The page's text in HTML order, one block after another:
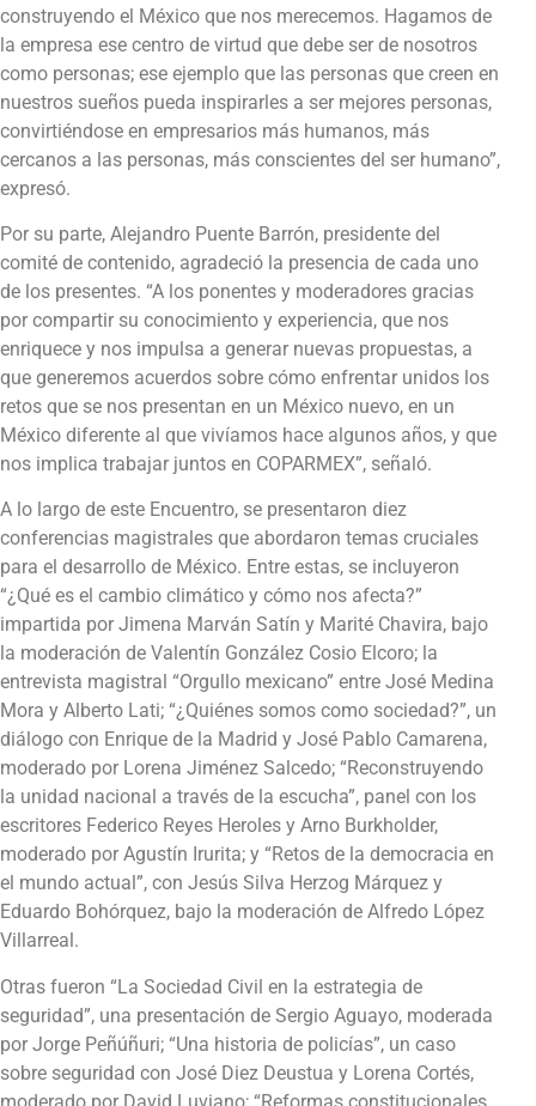
construyendo el México que nos merecemos. Hagamos de
la empresa ese centro de virtud que debe ser de nosotros
como personas; ese ejemplo que las personas que creen en
nuestros sueños pueda inspirarles a ser mejores personas,
convirtiéndose en empresarios más humanos, más
cercanos a las personas, más conscientes del ser humano”,
expresó.
Por su parte, Alejandro Puente Barrón, presidente del
comité de contenido, agradeció la presencia de cada uno
de los presentes. “A los ponentes y moderadores gracias
por compartir su conocimiento y experiencia, que nos
enriquece y nos impulsa a generar nuevas propuestas, a
que generemos acuerdos sobre cómo enfrentar unidos los
retos que se nos presentan en un México nuevo, en un
México diferente al que vivíamos hace algunos años, y que
nos implica trabajar juntos en COPARMEX”, señaló.
A lo largo de este Encuentro, se presentaron diez
conferencias magistrales que abordaron temas cruciales
para el desarrollo de México. Entre estas, se incluyeron
“¿Qué es el cambio climático y cómo nos afecta?”
impartida por Jimena Marván Satín y Marité Chavira, bajo
la moderación de Valentín González Cosio Elcoro; la
entrevista magistral “Orgullo mexicano” entre José Medina
Mora y Alberto Lati; “¿Quiénes somos como sociedad?”, un
diálogo con Enrique de la Madrid y José Pablo Camarena,
moderado por Lorena Jiménez Salcedo; “Reconstruyendo
la unidad nacional a través de la escucha”, panel con los
escritores Federico Reyes Heroles y Arno Burkholder,
moderado por Agustín Irurita; y “Retos de la democracia en
el mundo actual”, con Jesús Silva Herzog Márquez y
Eduardo Bohórquez, bajo la moderación de Alfredo López
Villarreal.
Otras fueron “La Sociedad Civil en la estrategia de
seguridad”, una presentación de Sergio Aguayo, moderada
por Jorge Peñúñuri; “Una historia de policías”, un caso
sobre seguridad con José Diez Deustua y Lorena Cortés,
moderado por David Luviano; “Reformas constitucionales